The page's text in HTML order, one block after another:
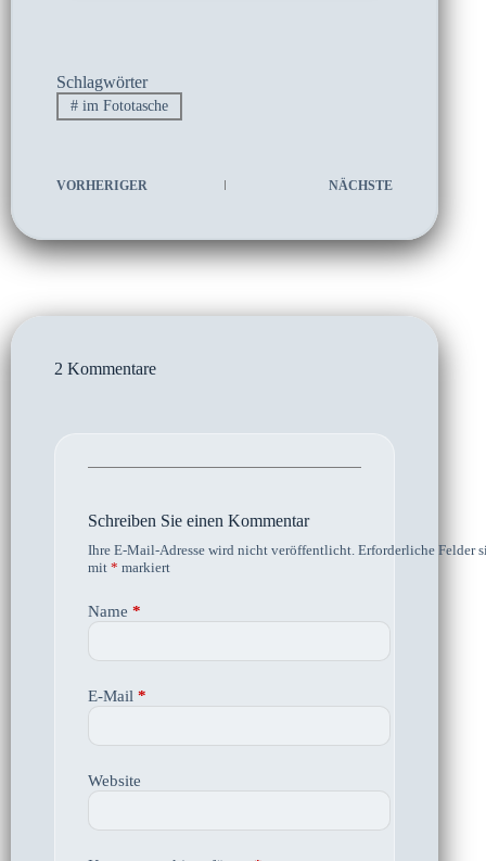
Schlagwörter
#im Fototasche
VORHERIGER NÄCHSTE
2 Kommentare
Schreiben Sie einen Kommentar
Ihre E-Mail-Adresse wird nicht veröffentlicht. Erforderliche Felder
mit * markiert
Name *
E-Mail *
Website